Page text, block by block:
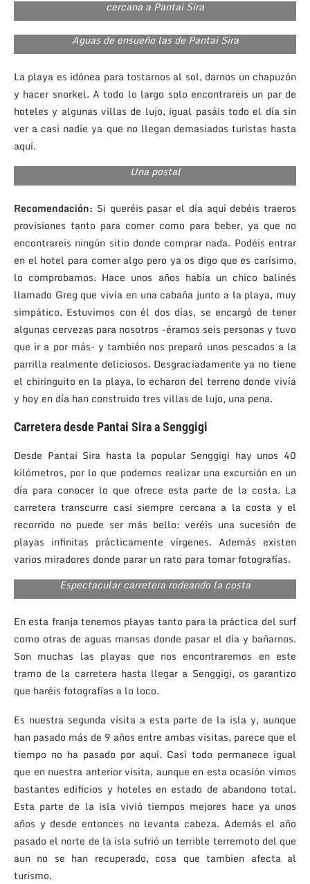
cercana a Pantai Sira
Aguas de ensueño las de Pantai Sira
La playa es idónea para tostarnos al sol, darnos un chapuzón
y hacer snorkel. A todo lo largo solo encontrareis un par de
hoteles y algunas villas de lujo, igual pasáis todo el día sin
ver a casi nadie ya que no llegan demasiados turistas hasta
aquí.
Una postal
Recomendación: Si queréis pasar el día aquí debéis traeros
provisiones tanto para comer como para beber, ya que no
encontrareis ningún sitio donde comprar nada. Podéis entrar
en el hotel para comer algo pero ya os digo que es carísimo,
lo comprobamos. Hace unos años había un chico balinés
llamado Greg que vivía en una cabaña junto a la playa, muy
simpático. Estuvimos con él dos días, se encargó de tener
algunas cervezas para nosotros -éramos seis personas y tuvo
que ir a por más- y también nos preparó unos pescados a la
parrilla realmente deliciosos. Desgraciadamente ya no tiene
el chiringuito en la playa, lo echaron del terreno donde vivía
y hoy en día han construido tres villas de lujo, una pena.
Carretera desde Pantai Sira a Senggigi
Desde Pantai Sira hasta la popular Senggigi hay unos 40
kilómetros, por lo que podemos realizar una excursión en un
día para conocer lo que ofrece esta parte de la costa. La
carretera transcurre casi siempre cercana a la costa y el
recorrido no puede ser más bello: veréis una sucesión de
playas infinitas prácticamente vírgenes. Además existen
varios miradores donde parar un rato para tomar fotografías.
Espectacular carretera rodeando la costa
En esta franja tenemos playas tanto para la práctica del surf
como otras de aguas mansas donde pasar el día y bañarnos.
Son muchas las playas que nos encontraremos en este
tramo de la carretera hasta llegar a Senggigi, os garantizo
que haréis fotografías a lo loco.
Es nuestra segunda visita a esta parte de la isla y, aunque
han pasado más de 9 años entre ambas visitas, parece que el
tiempo no ha pasado por aquí. Casi todo permanece igual
que en nuestra anterior visita, aunque en esta ocasión vimos
bastantes edificios y hoteles en estado de abandono total.
Esta parte de la isla vivió tiempos mejores hace ya unos
años y desde entonces no levanta cabeza. Además el año
pasado el norte de la isla sufrió un terrible terremoto del que
aun no se han recuperado, cosa que tambien afecta al
turismo.